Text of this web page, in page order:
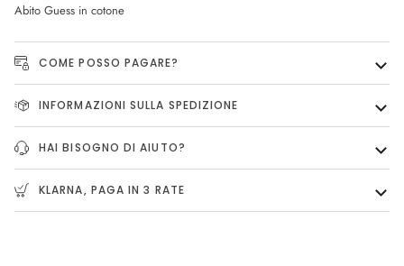
Abito Guess in cotone
COME POSSO PAGARE?
INFORMAZIONI SULLA SPEDIZIONE
HAI BISOGNO DI AIUTO?
KLARNA, PAGA IN 3 RATE